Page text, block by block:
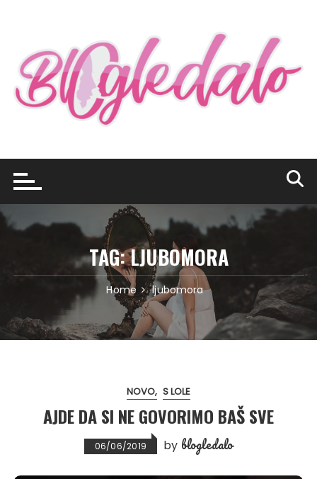
TAG:LJUBOMORA
Home ljubomora
NOVO S LOLE
AJDE DA SI NE GOVORIMO BAŠ SVE
06/06/2019 by blogledalo